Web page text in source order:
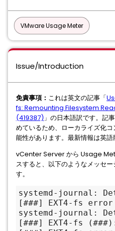
VMware Usage Meter
Issue/Introduction
免責事項： これは英文の記事「
fs: Remounting Filesystem
(419387)」の日本語訳です。記
めているため、ローカライズ化
能性があります。最新情報は英語
vCenter Server から Usage
スすると、以下のようなメッセ
す。
systemd-journal:
[###] EXT4-fs
systemd-journal:
[###] EXT4-fs